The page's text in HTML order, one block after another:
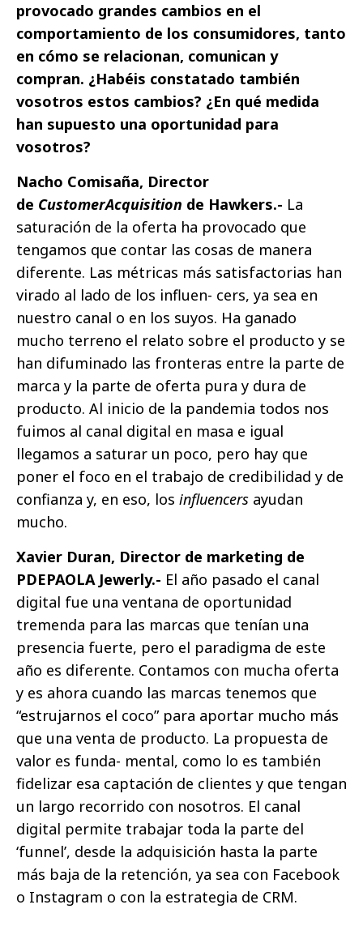
provocado grandes cambios en el
comportamiento de los consumidores, tanto
en cómo se relacionan, comunican y
compran. ¿Habéis constatado también
vosotros estos cambios? ¿En qué medida
han supuesto una oportunidad para
vosotros?
Nacho Comisaña, Director
de CustomerAcquisition de Hawkers.- La
saturación de la oferta ha provocado que
tengamos que contar las cosas de manera
diferente. Las métricas más satisfactorias han
virado al lado de los influen- cers, ya sea en
nuestro canal o en los suyos. Ha ganado
mucho terreno el relato sobre el producto y se
han difuminado las fronteras entre la parte de
marca y la parte de oferta pura y dura de
producto. Al inicio de la pandemia todos nos
fuimos al canal digital en masa e igual
llegamos a saturar un poco, pero hay que
poner el foco en el trabajo de credibilidad y de
confianza y, en eso, los influencers ayudan
mucho.
Xavier Duran, Director de marketing de
PDEPAOLA Jewerly.- El año pasado el canal
digital fue una ventana de oportunidad
tremenda para las marcas que tenían una
presencia fuerte, pero el paradigma de este
año es diferente. Contamos con mucha oferta
y es ahora cuando las marcas tenemos que
“estrujarnos el coco” para aportar mucho más
que una venta de producto. La propuesta de
valor es funda- mental, como lo es también
fidelizar esa captación de clientes y que tengan
un largo recorrido con nosotros. El canal
digital permite trabajar toda la parte del
‘funnel’, desde la adquisición hasta la parte
más baja de la retención, ya sea con Facebook
o Instagram o con la estrategia de CRM.